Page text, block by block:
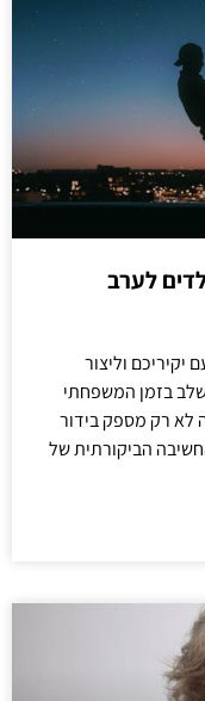
לערב
וליצור
בזמן המשפחתי
לא רק מספק בידור
הביקורתית של